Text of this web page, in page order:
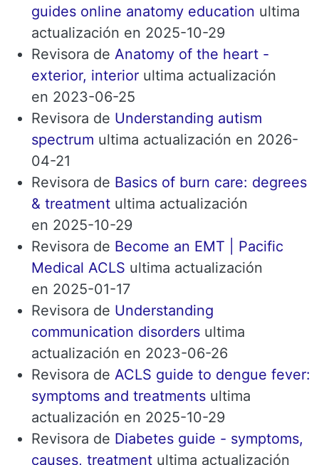
guides online anatomy education ultima
actualización en 2025-10-29
Revisora ​​de Anatomy of the heart -
exterior, interior ultima actualización
en 2023-06-25
Revisora ​​de Understanding autism
spectrum ultima actualización en 2026-
04-21
Revisora ​​de Basics of burn care: degrees
& treatment ultima actualización
en 2025-10-29
Revisora ​​de Become an EMT | Pacific
Medical ACLS ultima actualización
en 2025-01-17
Revisora ​​de Understanding
communication disorders ultima
actualización en 2023-06-26
Revisora ​​de ACLS guide to dengue fever:
symptoms and treatments ultima
actualización en 2025-10-29
Revisora ​​de Diabetes guide - symptoms,
causes, treatment ultima actualización